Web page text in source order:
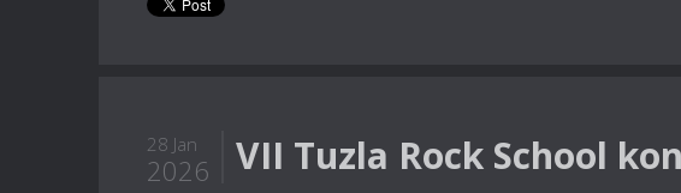
28 Jan
2026
VII Tuzla Rock School